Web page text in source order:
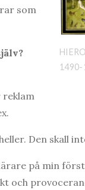
1490-
som
reklam
Den skall
på min
och